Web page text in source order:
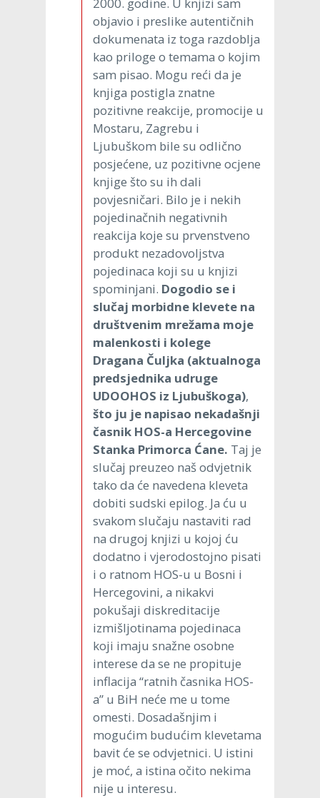
2000. godine. U knjizi sam
objavio i preslike autentičnih
dokumenata iz toga razdoblja
kao priloge o temama o kojim
sam pisao. Mogu reći da je
knjiga postigla znatne
pozitivne reakcije, promocije u
Mostaru, Zagrebu i
Ljubuškom bile su odlično
posjećene, uz pozitivne ocjene
knjige što su ih dali
povjesničari. Bilo je i nekih
pojedinačnih negativnih
reakcija koje su prvenstveno
produkt nezadovoljstva
pojedinaca koji su u knjizi
spominjani. Dogodio se i
slučaj morbidne klevete na
društvenim mrežama moje
malenkosti i kolege
Dragana Čuljka (aktualnoga
predsjednika udruge
UDOOHOS iz Ljubuškoga),
što ju je napisao nekadašnji
časnik HOS-a Hercegovine
Stanka Primorca Ćane. Taj je
slučaj preuzeo naš odvjetnik
tako da će navedena kleveta
dobiti sudski epilog. Ja ću u
svakom slučaju nastaviti rad
na drugoj knjizi u kojoj ću
dodatno i vjerodostojno pisati
i o ratnom HOS-u u Bosni i
Hercegovini, a nikakvi
pokušaji diskreditacije
izmišljotinama pojedinaca
koji imaju snažne osobne
interese da se ne propituje
inflacija “ratnih časnika HOS-
a” u BiH neće me u tome
omesti. Dosadašnjim i
mogućim budućim klevetama
bavit će se odvjetnici. U istini
je moć, a istina očito nekima
nije u interesu.